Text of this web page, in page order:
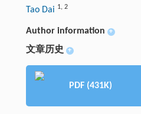
Tao Dai 1, 2
Author information +
文章历史 +
PDF (431K)